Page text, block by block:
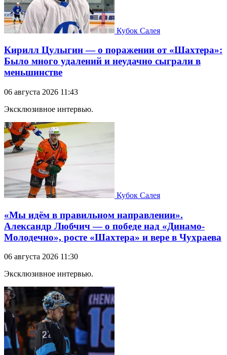
Кубок Салея
Кирилл Цулыгин — о поражении от «Шахтера»:
Было много удалений и неудачно сыграли в
меньшинстве
06 августа 2026 11:43
Эксклюзивное интервью.
Кубок Салея
«Мы идём в правильном направлении».
Александр Любчич — о победе над «Динамо-
Молодечно», росте «Шахтера» и вере в Чухраева
06 августа 2026 11:30
Эксклюзивное интервью.